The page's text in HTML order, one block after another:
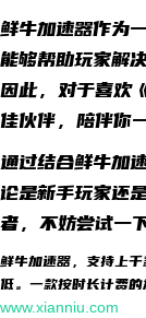
鲜牛加速器作为
能够帮助玩家解
因此，对于喜欢
佳伙伴，陪伴你
通过结合鲜牛加
论是新手玩家还
者，不妨尝试一
鲜牛加速器，支持上
低。一款按时长计费
www.xianniu.com